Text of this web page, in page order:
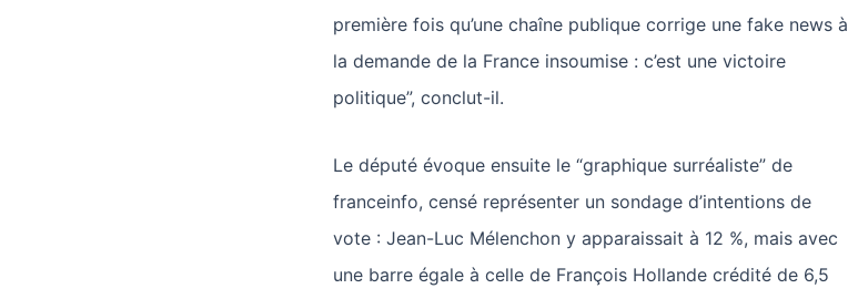
première fois qu’une chaîne publique corrige une fake news à
la demande de la France insoumise : c’est une victoire
politique”, conclut-il.
Le député évoque ensuite le “graphique surréaliste” de
franceinfo, censé représenter un sondage d’intentions de
vote : Jean-Luc Mélenchon y apparaissait à 12 %, mais avec
une barre égale à celle de François Hollande crédité de 6,5